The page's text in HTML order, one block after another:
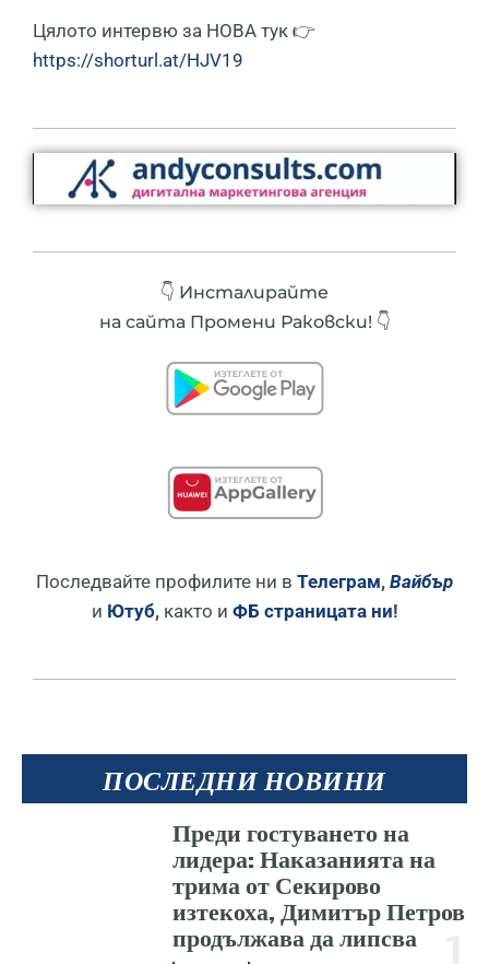
ПОСЛЕДНИ НОВИНИ
Преди гостуването на
лидера: Наказанията на
трима от Секирово
изтекоха, Димитър Петров
продължава да липсва
Цялото интервю за НОВА тук 👉
https://shorturl.at/HJV19
👇 Инсталирайте
на сайта Промени Раковски! 👇
Последвайте профилите ни в Телеграм, Вайбър
и Ютуб, както и ФБ страницата ни!